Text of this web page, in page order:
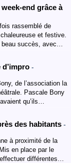
end grâce à
rassemblé de
et festive.
beau succès, avec…
-
de l’association la
Pascale Bony
qu’ils…
des habitants -
à proximité de la
en place par le
différentes…